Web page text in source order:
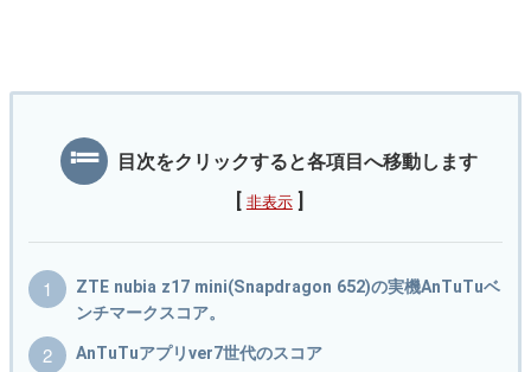
目次をクリックすると各項目へ移動します
[ 非表示 ]
ZTE nubia z17 mini(Snapdragon 652)の実機AnTuTuベ
ンチマークスコア。
AnTuTuアプリver7世代のスコア